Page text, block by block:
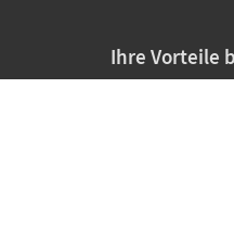
Ihre Vorteile
Sicheres